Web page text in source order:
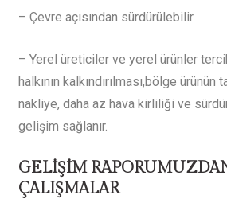
– Çevre açısından sürdürülebilir
– Yerel üreticiler ve yerel ürünler
halkının kalkındırılması,bölge ürünün
nakliye, daha az hava kirliliği ve
gelişim sağlanır.
GELİŞİM
ÇALIŞMALAR